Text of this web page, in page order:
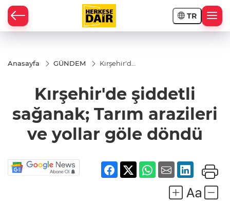
TR
Anasayfa GÜNDEM
Kırşehir'de
Tarım
arazileri
göle
döndü
Kırşehir'de şiddetli
sağanak; Tarım arazileri
ve yollar göle döndü